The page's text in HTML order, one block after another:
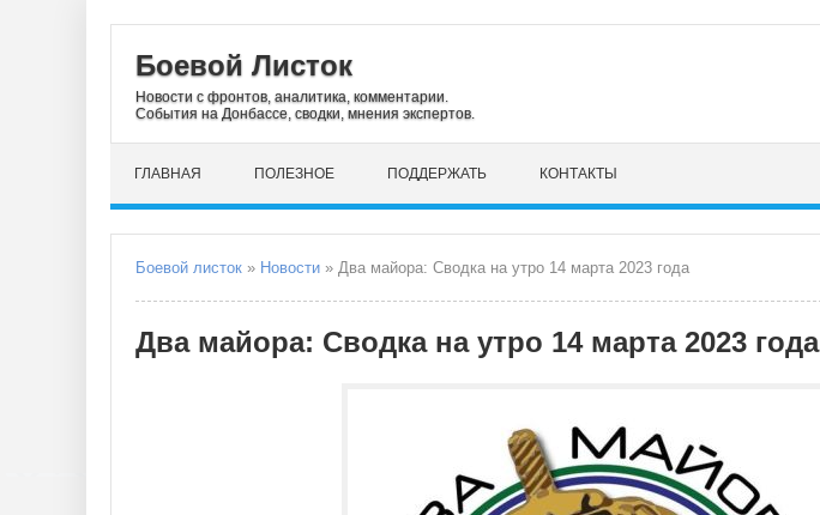
Боевой Листок
Новости с фронтов, аналитика, комментарии.
События на Донбассе, сводки, мнения экспертов.
ГЛАВНАЯ ПОЛЕЗНОЕ ПОДДЕРЖАТЬ КОНТАКТЫ
Боевой листок » Новости » Два майора: Сводка на утро 14 марта 2023 года
Два майора: Сводка на утро 14 марта 2023 года